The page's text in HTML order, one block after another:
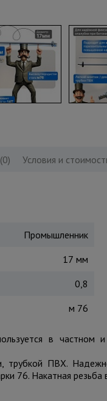
Условия и
Промышленник
17 мм
0,8
м 76
в частном
трубкой ПВХ.
76. Накатная